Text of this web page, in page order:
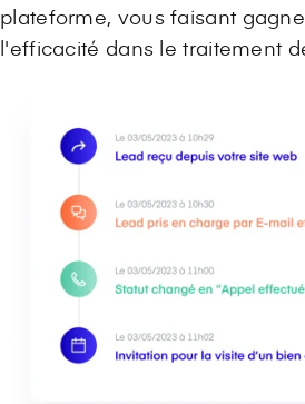
plateforme, vous faisant
l'efficacité dans le traitement